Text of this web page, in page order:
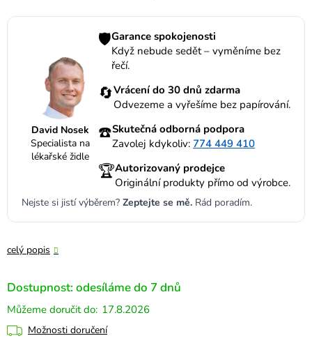
David Nosek
Specialista na
lékařské židle
🛡️Garance spokojenosti
Když nebude sedět – vyměníme bez
řečí.
🔄Vrácení do 30 dnů zdarma
Odvezeme a vyřešíme bez papírování.
☎️Skutečná odborná podpora
Zavolej kdykoliv: 774 449 410
🏆Autorizovaný prodejce
Originální produkty přímo od výrobce.
Nejste si jistí výběrem? Zeptejte se mě. Rád poradím.
celý popis
Dostupnost: odesíláme do 7 dnů
17.8.2026
Možnosti doručení